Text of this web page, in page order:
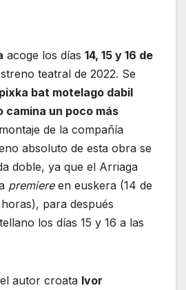
acoge los días 14, 15 y 16 de
teatral de 2022. Se
bat motelago dabil
camina un poco más
de la compañía
absoluto de esta obra se
doble, ya que el Arriaga
premiereen euskera (14 de
para después
los días 15 y 16 a las
autor croata Ivor